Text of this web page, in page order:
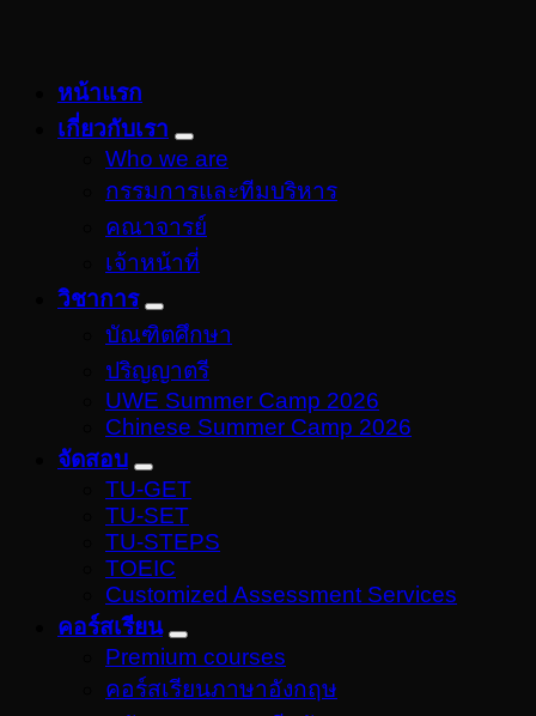
หน้าแรก
เกี่ยวกับเรา
Who we are
กรรมการและทีมบริหาร
คณาจารย์
เจ้าหน้าที่
วิชาการ
บัณฑิตศึกษา
ปริญญาตรี
UWE Summer Camp 2026
Chinese Summer Camp 2026
จัดสอบ
TU-GET
TU-SET
TU-STEPS
TOEIC
Customized Assessment Services
คอร์สเรียน
Premium courses
คอร์สเรียนภาษาอังกฤษ